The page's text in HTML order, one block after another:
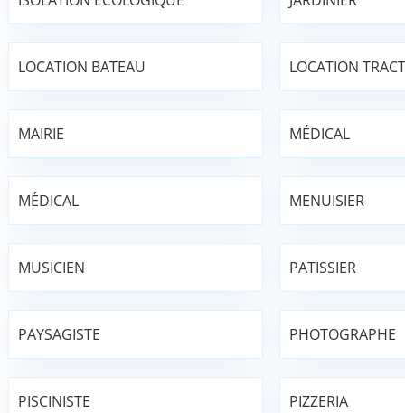
LOCATION BATEAU LOCATION
MAIRIE MÉDICAL
MÉDICAL MENUISIER
MUSICIEN PATISSIER
PAYSAGISTE PHOTOGRAPHE
PISCINISTE PIZZERIA